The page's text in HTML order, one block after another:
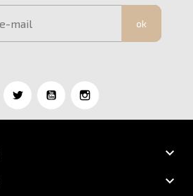
ok

